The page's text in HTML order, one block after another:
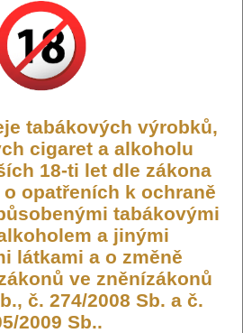
elektronická
tabákových výrobků,
cigaret a alkoholu
18-ti let dle zákona
o opatřeních k ochraně
tabákovými
a jinými
látkami a o změně
ve zněnízákonů
č. 274/2008 Sb. a č.
2009 Sb..